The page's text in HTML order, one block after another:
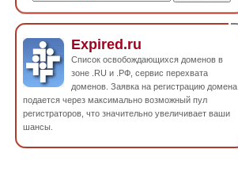
Expired.ru
Список освобождающихся доменов в
зоне .RU и .РФ, сервис перехвата
доменов. Заявка на регистрацию домена
подается через максимально возможный пул
регистраторов, что значительно увеличивает ваши
шансы.